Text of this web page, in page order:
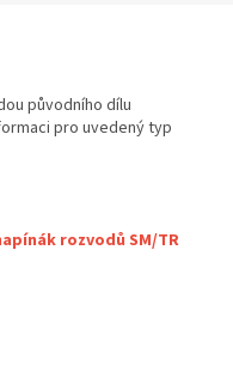
původního dílu
pro uvedený typ
rozvodů SM/TR